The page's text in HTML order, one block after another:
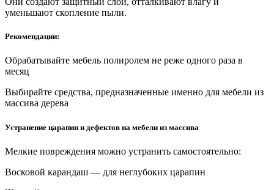
уменьшают скопление пыли.
Рекомендации:
Обрабатывайте мебель полиролем не реже одного раза в
месяц
Выбирайте средства, предназначенные именно для мебели из
массива дерева
Устранение царапин и дефектов на мебели из массива
Мелкие повреждения можно устранить самостоятельно:
Восковой карандаш — для неглубоких царапин